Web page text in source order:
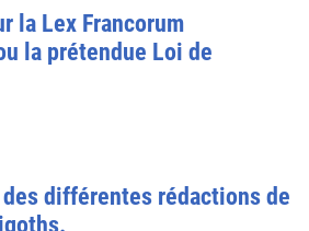
la Lex Francorum
la prétendue Loi de
différentes rédactions de